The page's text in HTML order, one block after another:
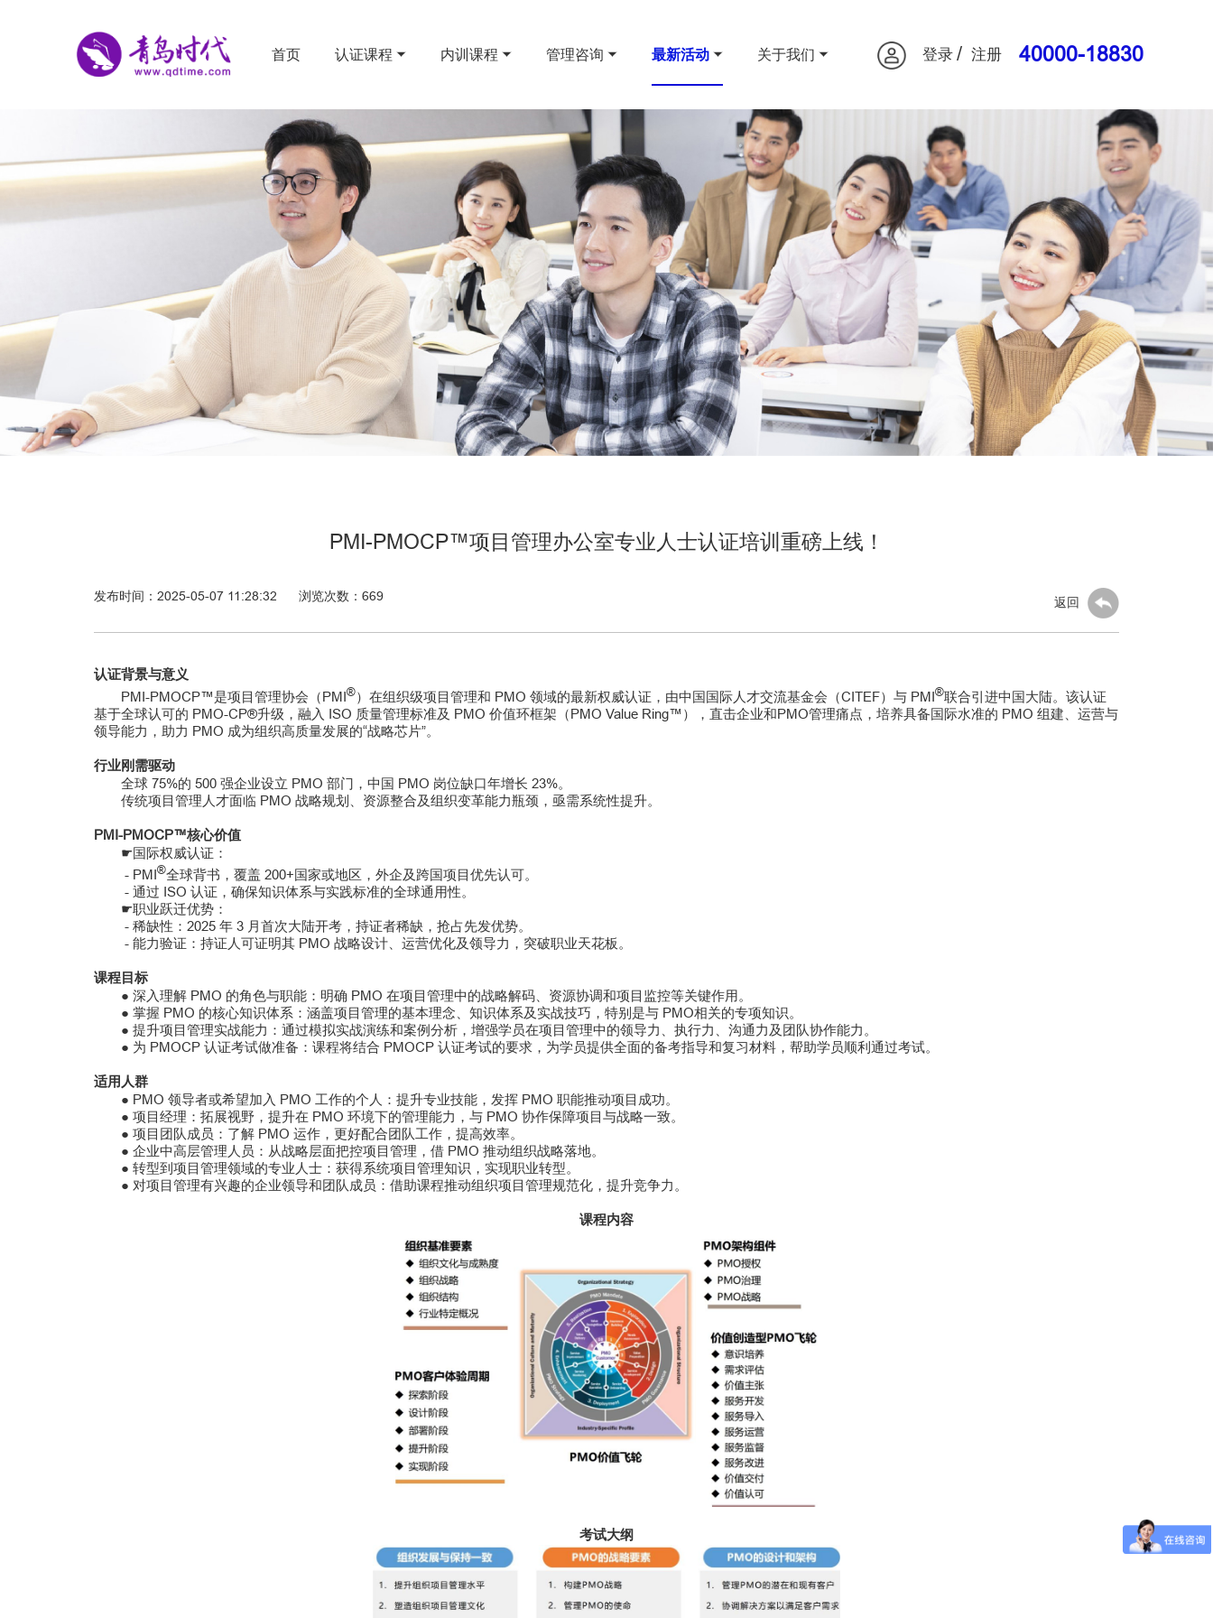
首页 认证课程 内训课程 管理咨询 最新活动 关于我们 登录 / 注册 40000-18830
PMI-PMOCP™项目管理办公室专业人士认证培训重磅上线！
发布时间：2025-05-07 11:28:32 浏览次数： 669 返回
认证背景与意义
PMI-PMOCP™是项目管理协会（PMI®）在组织级项目管理和 PMO 领域的最新权威认证，由中国国际人才交流基金会（CITEF）与 PMI®联合引进中国大陆。该认证
基于全球认可的 PMO-CP®升级，融入 ISO 质量管理标准及 PMO 价值环框架（PMO Value Ring™），直击企业和PMO管理痛点，培养具备国际水准的 PMO 组建、运营与
领导能力，助力 PMO 成为组织高质量发展的“战略芯片”。
行业刚需驱动
全球 75%的 500 强企业设立 PMO 部门，中国 PMO 岗位缺口年增长 23%。
传统项目管理人才面临 PMO 战略规划、资源整合及组织变革能力瓶颈，亟需系统性提升。
PMI-PMOCP™核心价值
☛国际权威认证：
- PMI®全球背书，覆盖 200+国家或地区，外企及跨国项目优先认可。
- 通过 ISO 认证，确保知识体系与实践标准的全球通用性。
☛职业跃迁优势：
- 稀缺性：2025 年 3 月首次大陆开考，持证者稀缺，抢占先发优势。
- 能力验证：持证人可证明其 PMO 战略设计、运营优化及领导力，突破职业天花板。
课程目标
● 深入理解 PMO 的角色与职能：明确 PMO 在项目管理中的战略解码、资源协调和项目监控等关键作用。
● 掌握 PMO 的核心知识体系：涵盖项目管理的基本理念、知识体系及实战技巧，特别是与 PMO相关的专项知识。
● 提升项目管理实战能力：通过模拟实战演练和案例分析，增强学员在项目管理中的领导力、执行力、沟通力及团队协作能力。
● 为 PMOCP 认证考试做准备：课程将结合 PMOCP 认证考试的要求，为学员提供全面的备考指导和复习材料，帮助学员顺利通过考试。
适用人群
● PMO 领导者或希望加入 PMO 工作的个人：提升专业技能，发挥 PMO 职能推动项目成功。
● 项目经理：拓展视野，提升在 PMO 环境下的管理能力，与 PMO 协作保障项目与战略一致。
● 项目团队成员：了解 PMO 运作，更好配合团队工作，提高效率。
● 企业中高层管理人员：从战略层面把控项目管理，借 PMO 推动组织战略落地。
● 转型到项目管理领域的专业人士：获得系统项目管理知识，实现职业转型。
● 对项目管理有兴趣的企业领导和团队成员：借助课程推动组织项目管理规范化，提升竞争力。
课程内容
考试大纲